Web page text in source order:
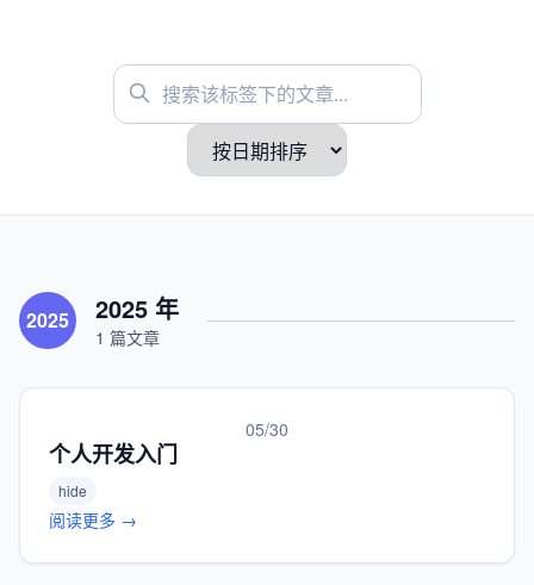
2025 2025 年
1 篇文章
05/30
个人开发入门
hide
阅读更多 →